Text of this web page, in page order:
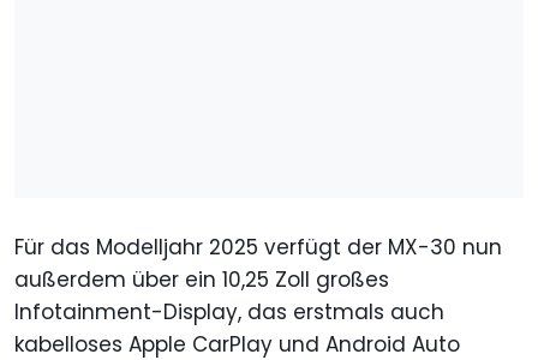
Für das Modelljahr 2025 verfügt der MX-30 nun
außerdem über ein 10,25 Zoll großes
Infotainment-Display, das erstmals auch
kabelloses Apple CarPlay und Android Auto